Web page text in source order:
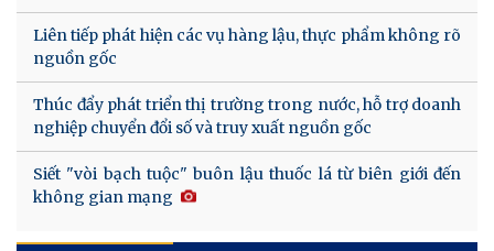
Liên tiếp phát hiện các vụ hàng lậu, thực phẩm không rõ
nguồn gốc
Thúc đẩy phát triển thị trường trong nước, hỗ trợ doanh
nghiệp chuyển đổi số và truy xuất nguồn gốc
Siết "vòi bạch tuộc" buôn lậu thuốc lá từ biên giới đến
không gian mạng